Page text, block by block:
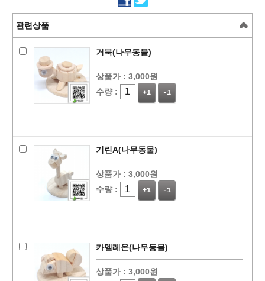
관련상품
거북(나무동물)
상품가 : 3,000원
수량 :
+1 -1
기린A(나무동물)
상품가 : 3,000원
수량 :
+1 -1
카멜레온(나무동물)
상품가 : 3,000원